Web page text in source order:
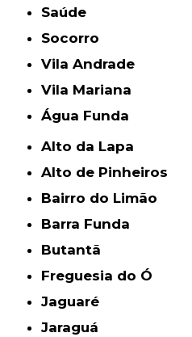
Saúde
Socorro
Vila Andrade
Vila Mariana
Água Funda
Alto da Lapa
Alto de Pinheiros
Bairro do Limão
Barra Funda
Butantã
Freguesia do Ó
Jaguaré
Jaraguá